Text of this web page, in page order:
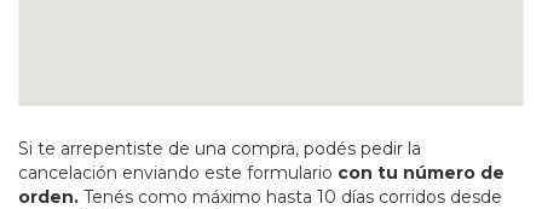
Si te arrepentiste de una compra, podés pedir la
cancelación enviando este formulario con tu número de
orden. Tenés como máximo hasta 10 días corridos desde